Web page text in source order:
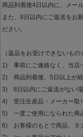
商品到着後4日以内に、メー
また、8日以内にご返送をお
ださい。
（返品をお受けできないもの）
1) 事前にご連絡なく、当店
2) 商品到着後、5日以上が
3) 8日以内にご返送がない
4) 受注生産品・メーカー取
5) 一度ご使用になられた商
6) お客様のもとで商品、タ